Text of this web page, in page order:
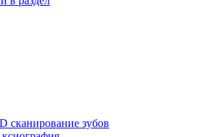
сканирование зубов